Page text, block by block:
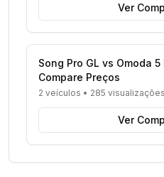
Ver
Song Pro GL vs Omoda 5
Compare Preços
2 veículos • 285 visualizações
Ver